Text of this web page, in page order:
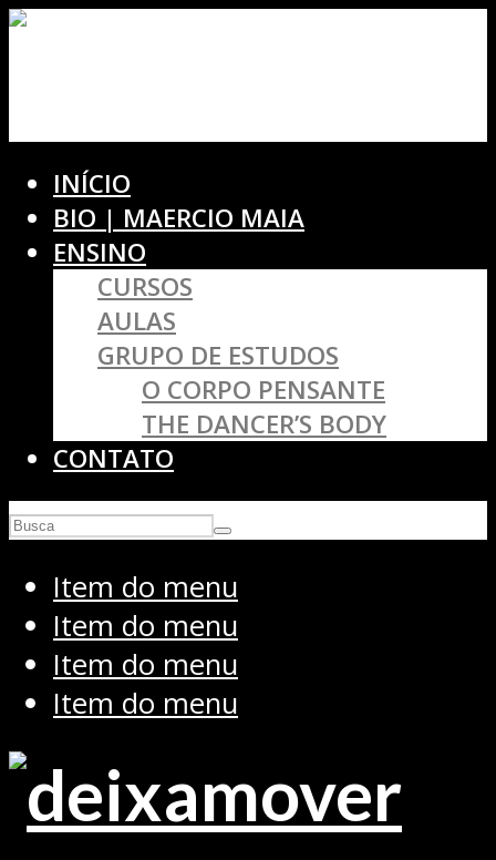
INÍCIO
BIO | MAERCIO MAIA
ENSINO
CURSOS
AULAS
GRUPO DE ESTUDOS
O CORPO PENSANTE
THE DANCER’S BODY
CONTATO
Item do menu
Item do menu
Item do menu
Item do menu